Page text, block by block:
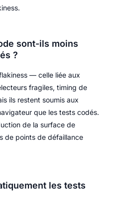
sont-ils moins
?
— celle liée aux
fragiles, timing de
ils restent soumis aux
que les tests codés.
de la surface de
de points de défaillance
les tests